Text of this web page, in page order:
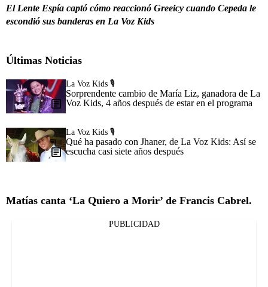
El Lente Espía captó cómo reaccionó Greeicy cuando Cepeda le
escondió sus banderas en La Voz Kids
Últimas Noticias
La Voz Kids 🎙️
Sorprendente cambio de María Liz, ganadora de La
Voz Kids, 4 años después de estar en el programa
La Voz Kids 🎙️
Qué ha pasado con Jhaner, de La Voz Kids: Así se
escucha casi siete años después
Matías canta ‘La Quiero a Morir’ de Francis Cabrel.
PUBLICIDAD